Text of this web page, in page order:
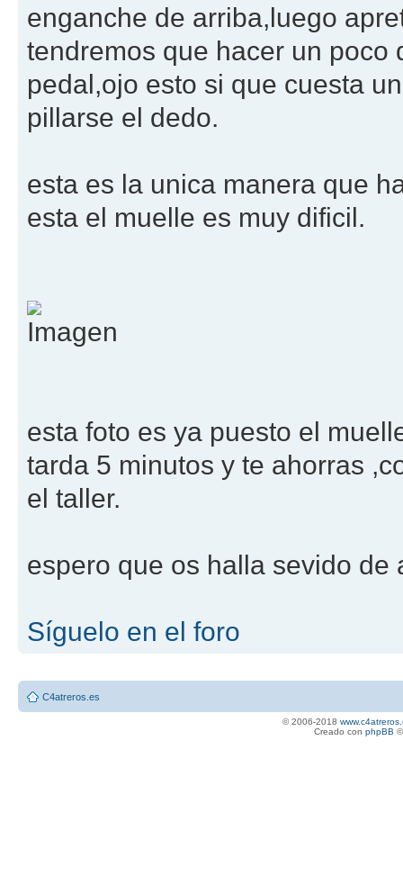
enganche de arriba,luego
tendremos que hacer un poco
pedal,ojo esto si que cuesta
pillarse el dedo.
esta es la unica manera que
esta el muelle es muy dificil.
esta foto es ya puesto el
tarda 5 minutos y te ahorras
el taller.
espero que os halla sevido de
Síguelo en el foro
C4atreros.es
© 2006-2018
Creado con phpBB